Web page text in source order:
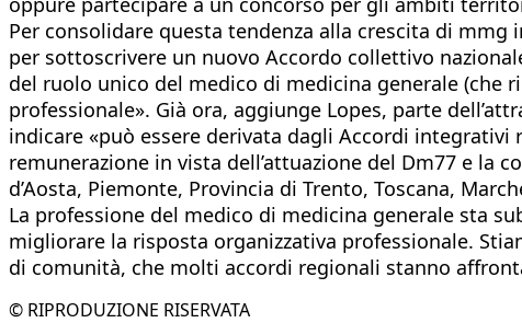
Per consolidare questa tendenza alla crescita di
per sottoscrivere un nuovo Accordo collettivo
del ruolo unico del medico di medicina generale (che
professionale». Già ora, aggiunge Lopes, parte
indicare «può essere derivata dagli Accordi
remunerazione in vista dell’attuazione del Dm77 e la
d’Aosta, Piemonte, Provincia di Trento, Toscana,
La professione del medico di medicina generale sta
migliorare la risposta organizzativa professionale.
di comunità, che molti accordi regionali stanno
© RIPRODUZIONE RISERVATA